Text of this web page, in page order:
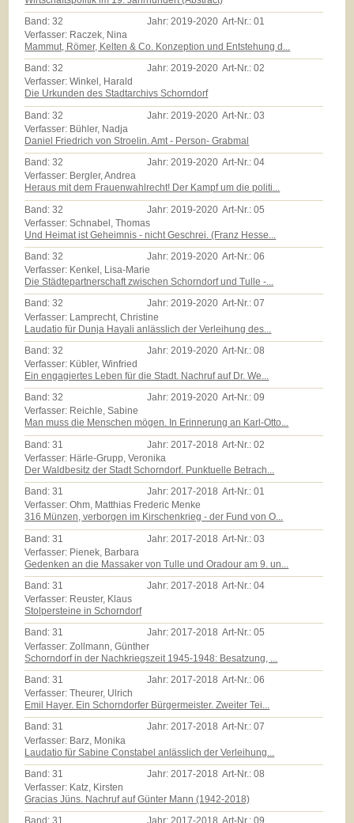
Band:32 Jahr: 2019-2020 Art-Nr.:01
Verfasser: Raczek, Nina
Mammut, Römer, Kelten & Co. Konzeption und Entstehung d...
Band:32 Jahr:2019-2020 Art-Nr.:02
Verfasser: Winkel, Harald
Die Urkunden des Stadtarchivs Schorndorf
Band:32 Jahr: 2019-2020 Art-Nr.:03
Verfasser: Bühler, Nadja
Daniel Friedrich von Stroelin. Amt - Person- Grabmal
Band:32 Jahr:2019-2020 Art-Nr.:04
Verfasser: Bergler, Andrea
Heraus mit dem Frauenwahlrecht! Der Kampf um die politi...
Band:32 Jahr: 2019-2020 Art-Nr.:05
Verfasser: Schnabel, Thomas
Und Heimat ist Geheimnis - nicht Geschrei. (Franz Hesse...
Band:32 Jahr:2019-2020 Art-Nr.:06
Verfasser: Kenkel, Lisa-Marie
Die Städtepartnerschaft zwischen Schorndorf und Tulle -...
Band:32 Jahr:2019-2020 Art-Nr.:07
Verfasser: Lamprecht, Christine
Laudatio für Dunja Hayali anlässlich der Verleihung des...
Band:32 Jahr:2019-2020 Art-Nr.:08
Verfasser: Kübler, Winfried
Ein engagiertes Leben für die Stadt. Nachruf auf Dr. We...
Band:32 Jahr:2019-2020 Art-Nr.:09
Verfasser: Reichle, Sabine
Man muss die Menschen mögen. In Erinnerung an Karl-Otto...
Band:31 Jahr: 2017-2018 Art-Nr.:02
Verfasser: Härle-Grupp, Veronika
Der Waldbesitz der Stadt Schorndorf. Punktuelle Betrach...
Band:31 Jahr:2017-2018 Art-Nr.:01
Verfasser: Ohm, Matthias Frederic Menke
316 Münzen, verborgen im Kirschenkrieg - der Fund von O...
Band:31 Jahr: 2017-2018 Art-Nr.:03
Verfasser: Pienek, Barbara
Gedenken an die Massaker von Tulle und Oradour am 9. un...
Band:31 Jahr:2017-2018 Art-Nr.:04
Verfasser: Reuster, Klaus
Stolpersteine in Schorndorf
Band:31 Jahr:2017-2018 Art-Nr.:05
Verfasser: Zollmann, Günther
Schorndorf in der Nachkriegszeit 1945-1948: Besatzung, ...
Band:31 Jahr:2017-2018 Art-Nr.:06
Verfasser: Theurer, Ulrich
Emil Hayer. Ein Schorndorfer Bürgermeister. Zweiter Tei...
Band:31 Jahr:2017-2018 Art-Nr.:07
Verfasser: Barz, Monika
Laudatio für Sabine Constabel anlässlich der Verleihung...
Band:31 Jahr: 2017-2018 Art-Nr.:08
Verfasser: Katz, Kirsten
Gracias Jüns. Nachruf auf Günter Mann (1942-2018)